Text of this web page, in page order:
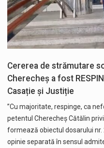
Cererea de strămutare
Cherecheș a fost
Casație și Justiție
”Cu majoritate, respinge, ca
petentul Cherecheş Cătălin
formează obiectul dosarului nr.
opinie separată în sensul